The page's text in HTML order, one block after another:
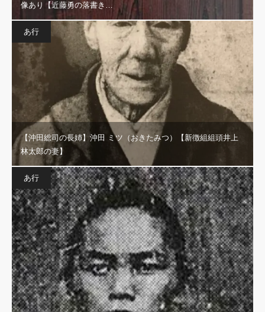
像あり【近藤勇の落書き…
あ行
【沖田総司の長姉】沖田 ミツ（おきたみつ）【新徴組組頭井上
林太郎の妻】
あ行